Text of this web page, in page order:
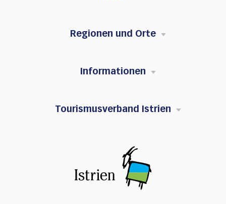
Regionen und Orte
Informationen
Tourismusverband Istrien